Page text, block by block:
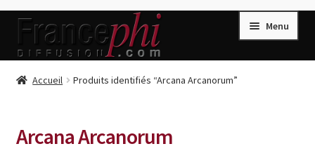
Aller
la
Aller
contenu
Menu
Accueil
Accueil Produits identifiés “Arcana Arcanorum”
Arcana Arcanorum